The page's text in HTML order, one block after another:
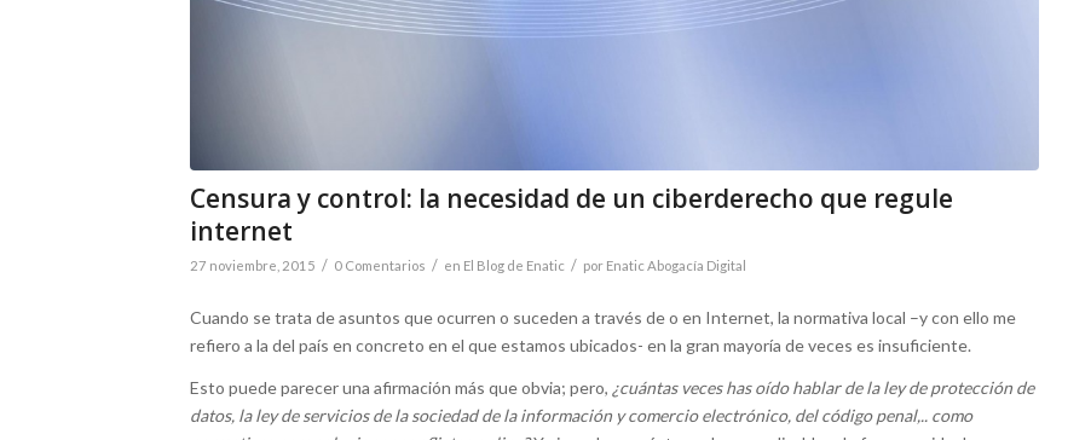
Censura y control: la necesidad de un ciberderecho que regule
internet
27 noviembre, 2015 / 0 Comentarios / en El Blog de Enatic / por Enatic Abogacía Digital
Cuando se trata de asuntos que ocurren o suceden a través de o en Internet, la normativa local –y con ello me
refiero a la del país en concreto en el que estamos ubicados- en la gran mayoría de veces es insuficiente.
Esto puede parecer una afirmación más que obvia; pero, ¿cuántas veces has oído hablar de la ley de protección de
datos, la ley de servicios de la sociedad de la información y comercio electrónico, del código penal,.. como